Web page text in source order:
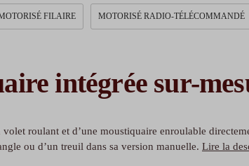
FILAIRE MOTORISÉ RADIO-TÉLÉCOMMANDÉ
intégrée sur-
roulant et d’une moustiquaire enroulable
ou d’un treuil dans sa version manuelle. Lire la